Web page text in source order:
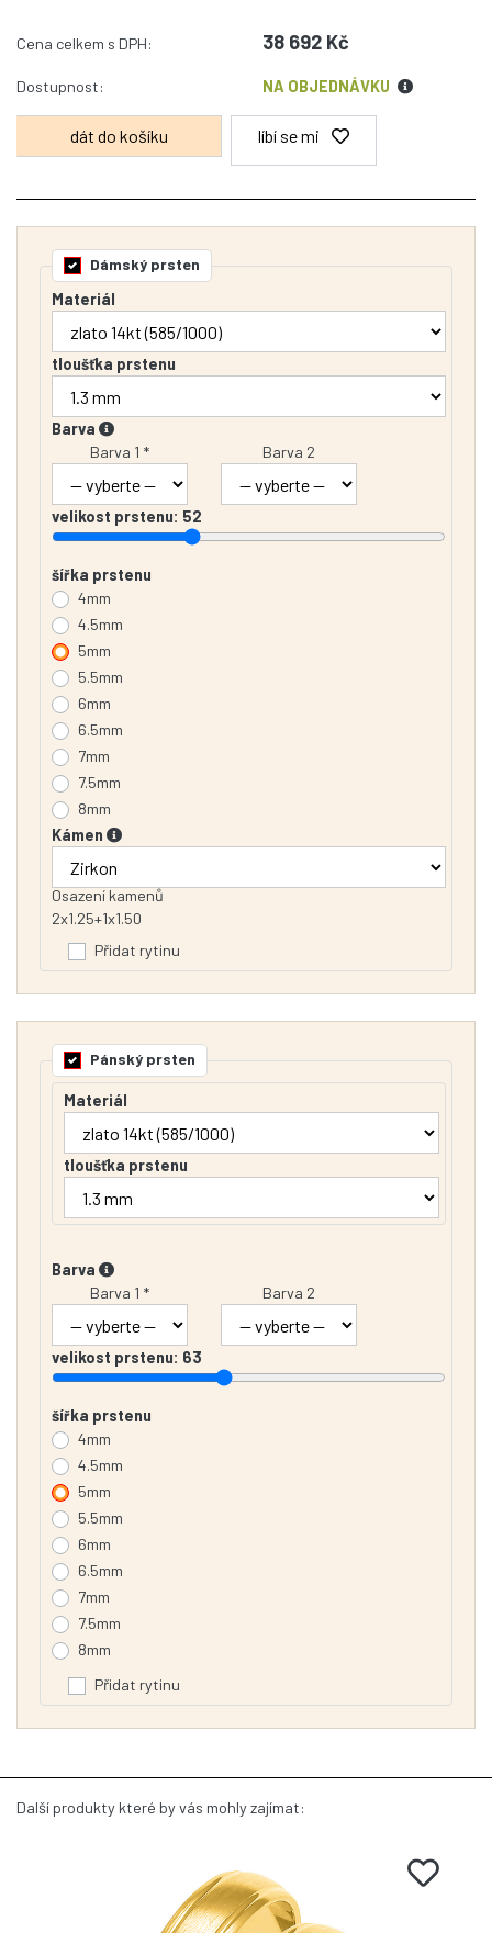
Cena celkem s DPH: 38 692 Kč
Dostupnost: NA OBJEDNÁVKU
líbí se mi
Dámský prsten
Materiál
tloušťka prstenu
Barva
Barva 1 *
Barva 2
velikost prstenu: 52
šířka prstenu
4mm
4.5mm
5mm
5.5mm
6mm
6.5mm
7mm
7.5mm
8mm
Kámen
Osazení kamenů
2x1.25+1x1.50
Přidat rytinu
Pánský prsten
Materiál
tloušťka prstenu
Barva
Barva 1 *
Barva 2
velikost prstenu: 63
šířka prstenu
4mm
4.5mm
5mm
5.5mm
6mm
6.5mm
7mm
7.5mm
8mm
Přidat rytinu
Další produkty které by vás mohly zajímat: